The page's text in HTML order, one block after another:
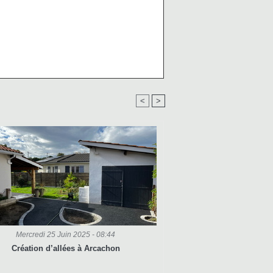
< >
Mercredi 25 Juin 2025 - 08:44
Création d’allées à Arcachon